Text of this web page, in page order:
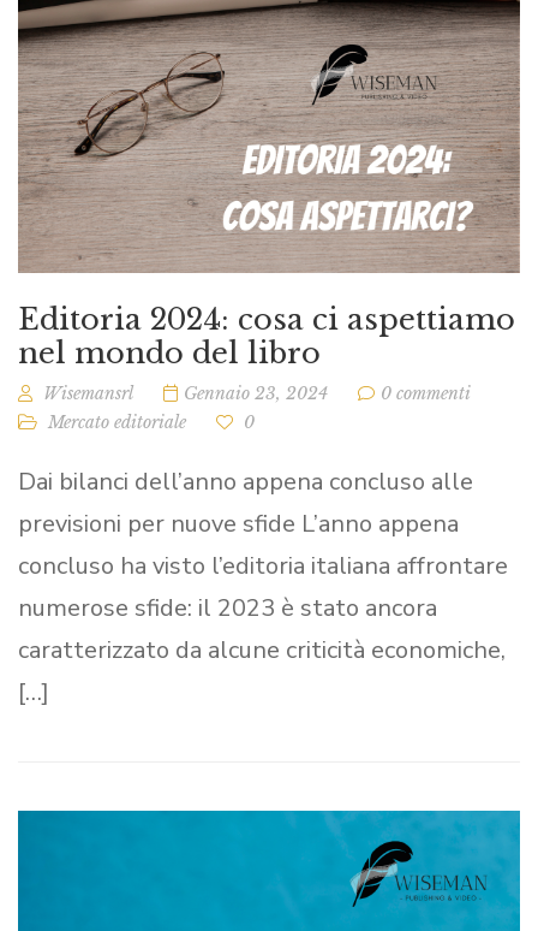
Editoria 2024: cosa ci aspettiamo
nel mondo del libro
Wisemansrl Gennaio 23, 2024
0 commenti
Mercato editoriale
0
Dai bilanci dell’anno appena concluso alle
previsioni per nuove sfide L’anno appena
concluso ha visto l’editoria italiana affrontare
numerose sfide: il 2023 è stato ancora
caratterizzato da alcune criticità economiche,
[…]